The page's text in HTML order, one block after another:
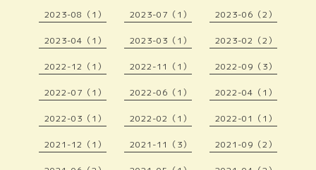
2023-08（1） 2023-07（1） 2023-06（2）
2023-04（1） 2023-03（1） 2023-02（2）
2022-12（1） 2022-11（1） 2022-09（3）
2022-07（1） 2022-06（1） 2022-04（1）
2022-03（1） 2022-02（1） 2022-01（1）
2021-12（1） 2021-11（3） 2021-09（2）